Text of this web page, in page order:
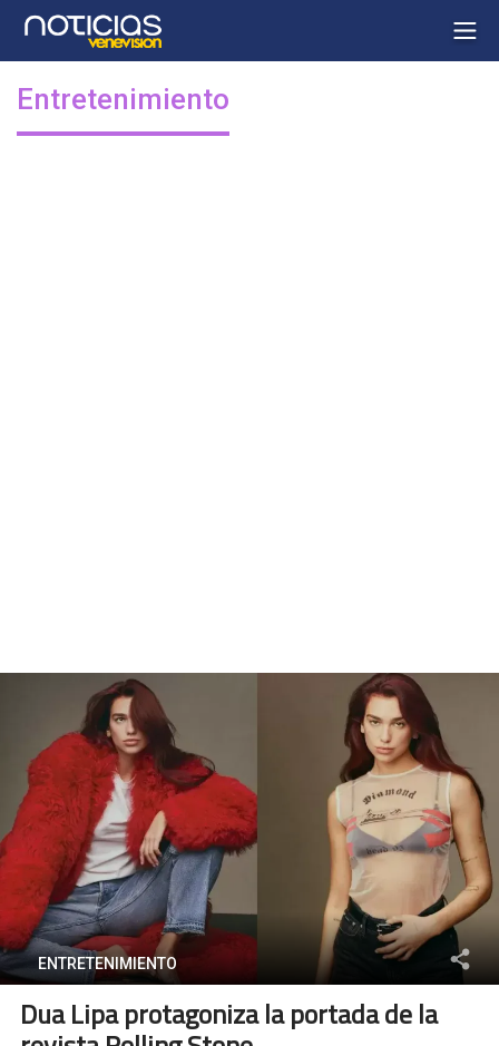
Entretenimiento
ENTRETENIMIENTO
Dua Lipa protagoniza la portada de la